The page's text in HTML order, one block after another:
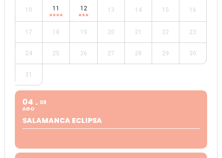
10 11 12 13 14 15 16
17 18 19 20 21 22 23
24 25 26 27 28 29 30
31
04
AGO
08
SALAMANCA ECLIPSA